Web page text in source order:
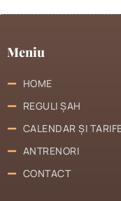
Meniu
HOME
REGULI ȘAH
CALENDAR ȘI
ANTRENORI
CONTACT